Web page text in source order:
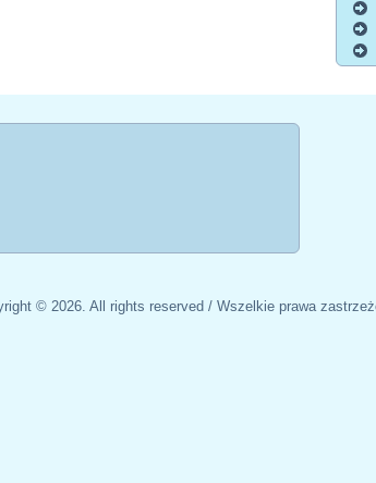
© 2026. All rights reserved / Wszelkie prawa